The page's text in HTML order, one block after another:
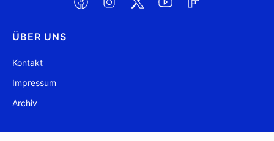
ÜBER UNS
Kontakt
Impressum
Archiv